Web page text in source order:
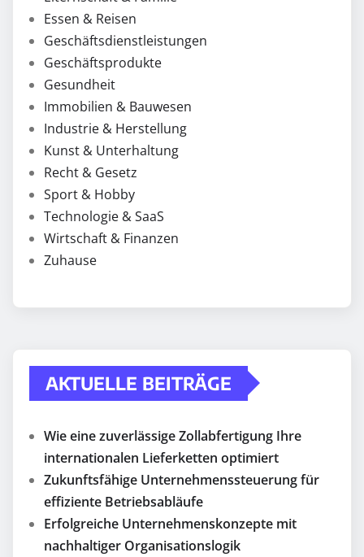
Essen & Reisen
Geschäftsdienstleistungen
Geschäftsprodukte
Gesundheit
Immobilien & Bauwesen
Industrie & Herstellung
Kunst & Unterhaltung
Recht & Gesetz
Sport & Hobby
Technologie & SaaS
Wirtschaft & Finanzen
Zuhause
AKTUELLE BEITRÄGE
Wie eine zuverlässige Zollabfertigung Ihre
internationalen Lieferketten optimiert
Zukunftsfähige Unternehmenssteuerung für
effiziente Betriebsabläufe
Erfolgreiche Unternehmenskonzepte mit
nachhaltiger Organisationslogik